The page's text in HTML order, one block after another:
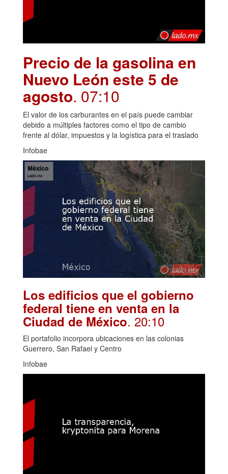
Precio de la gasolina en
Nuevo León este 5 de
agosto. 07:10
El valor de los carburantes en el país puede cambiar
debido a múltiples factores como el tipo de cambio
frente al dólar, impuestos y la logística para el traslado
Infobae
Los edificios que el gobierno
federal tiene en venta en la
Ciudad de México. 20:10
El portafolio incorpora ubicaciones en las colonias
Guerrero, San Rafael y Centro
Infobae